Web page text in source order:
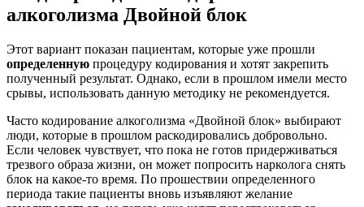
алкоголизма Двойной блок
Этот вариант показан пациентам, которые уже прошли
определенную процедуру кодирования и хотят закрепить
полученный результат. Однако, если в прошлом имели место
срывы, использовать данную методику не рекомендуется.
Часто кодирование алкоголизма «Двойной блок» выбирают
люди, которые в прошлом раскодировались добровольно.
Если человек чувствует, что пока не готов придерживаться
трезвого образа жизни, он может попросить нарколога снять
блок на какое-то время. По прошествии определенного
периода такие пациенты вновь изъявляют желание